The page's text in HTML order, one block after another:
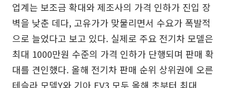
업계는 보조금 확대와 제조사의 가격 인하가 진입 장
벽을 낮춘 데다, 고유가가 맞물리면서 수요가 폭발적
으로 늘었다고 보고 있다. 실제로 주요 전기차 모델은
최대 1000만원 수준의 가격 인하가 단행되며 판매 확
대를 견인했다. 올해 전기차 판매 순위 상위권에 오른
테슬라 모델Y와 기아 EV3 모두 올해 초부터 최대